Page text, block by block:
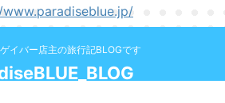
イバー店主の旅行記BLOGです